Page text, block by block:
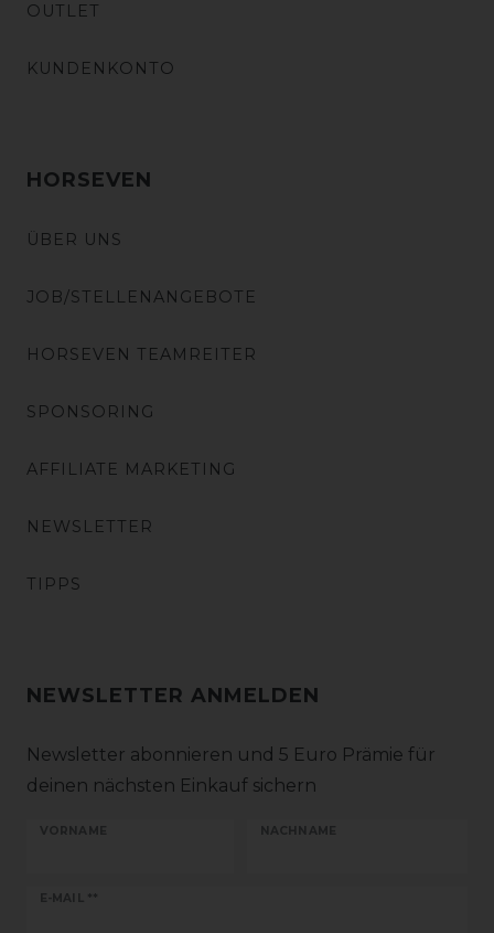
OUTLET
KUNDENKONTO
HORSEVEN
ÜBER UNS
JOB/STELLENANGEBOTE
HORSEVEN TEAMREITER
SPONSORING
AFFILIATE MARKETING
NEWSLETTER
TIPPS
NEWSLETTER ANMELDEN
Newsletter abonnieren und 5 Euro Prämie für
deinen nächsten Einkauf sichern
VORNAME NACHNAME
E-MAIL **
Newsletter